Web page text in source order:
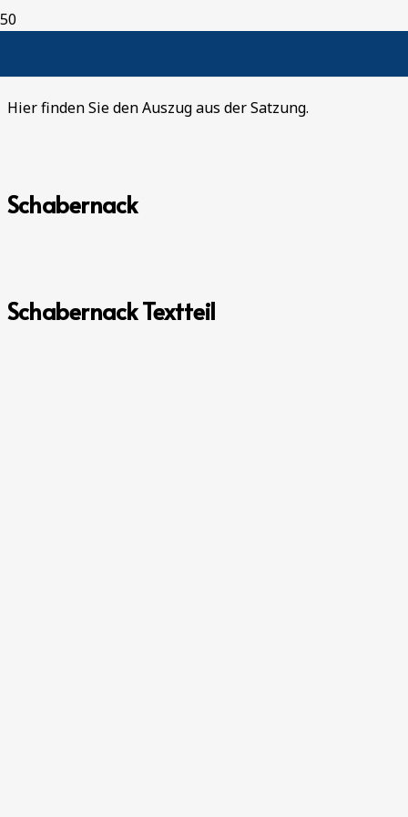
Hier finden Sie den Auszug aus der Satzung.
Schabernack
Schabernack Textteil